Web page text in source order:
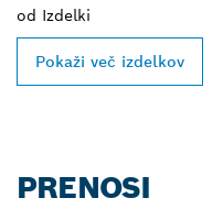
od Izdelki
Pokaži več izdelkov
PRENOSI